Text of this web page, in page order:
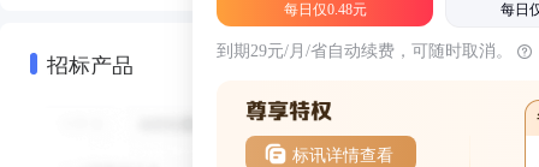
招标产品
每日仅0.48元 每日
到期29元/月/省自动续费，可随时取消。
标讯详情查看